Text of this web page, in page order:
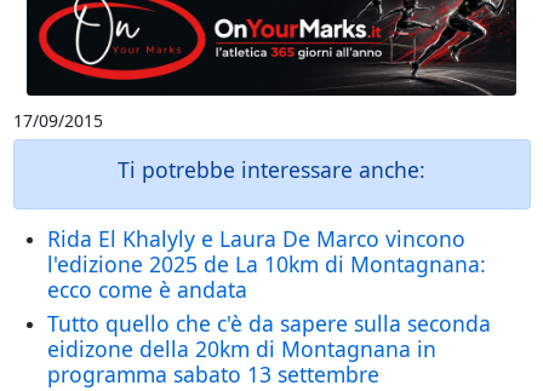
17/09/2015
Ti potrebbe interessare anche:
Rida El Khalyly e Laura De Marco vincono
l'edizione 2025 de La 10km di Montagnana:
ecco come è andata
Tutto quello che c'è da sapere sulla seconda
eidizone della 20km di Montagnana in
programma sabato 13 settembre